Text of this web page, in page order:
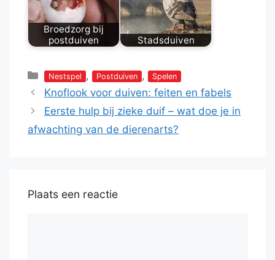
Broedzorg bij
postduiven
Stadsduiven
Categorieën
Nestspel , Postduiven , Spelen
Knoflook voor duiven: feiten en fabels
Eerste hulp bij zieke duif – wat doe je in
afwachting van de dierenarts?
Plaats een reactie